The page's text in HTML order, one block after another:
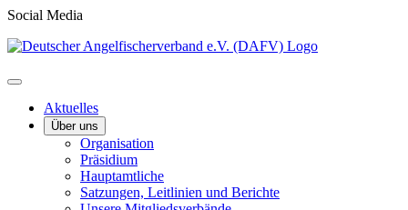
Social Media
Aktuelles
Über uns
Organisation
Präsidium
Hauptamtliche
Satzungen, Leitlinien und Berichte